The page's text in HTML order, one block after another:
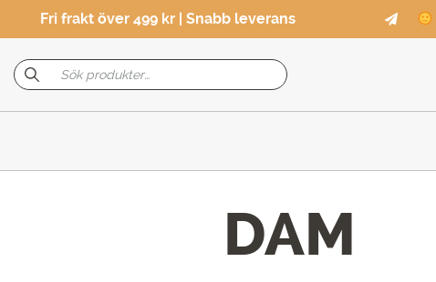
Fri frakt över 499 kr | Snabb leverans
DAM